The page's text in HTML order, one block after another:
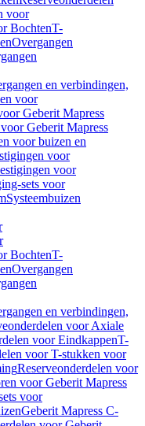
voor
BochtenT-
Overgangen
en verbindingen,
voor
Geberit Mapress
Geberit Mapress
voor buizen en
voor
voor
sets voor
Systeembuizen
BochtenT-
Overgangen
en verbindingen,
voor Axiale
voor EindkappenT-
voor T-stukken voor
Reserveonderdelen voor
voor Geberit Mapress
voor
Geberit Mapress C-